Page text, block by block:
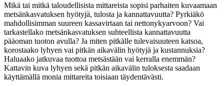
Mikä tai mitkä taloudellisista mittareista sopisi parhaiten kuvaamaan
metsänkasvatuksen hyötyjä, tulosta ja kannattavuutta? Pyrkiäkö
mahdollisimman suureen kassavirtaan tai nettonykyarvoon? Vai
tarkastellako metsänkasvatuksen suhteellista kannattavuutta
pääoman tuoton avulla? Ja miten pitkälle tulevaisuuteen katsoa,
korostaako lyhyen vai pitkän aikavälin hyötyjä ja kustannuksia?
Haluaako jatkuvaa tuottoa metsästään vai kerralla enemmän?
Kattavin kuva lyhyen sekä pitkän aikavälin tuloksesta saadaan
käyttämällä monia mittareita toisiaan täydentävästi.